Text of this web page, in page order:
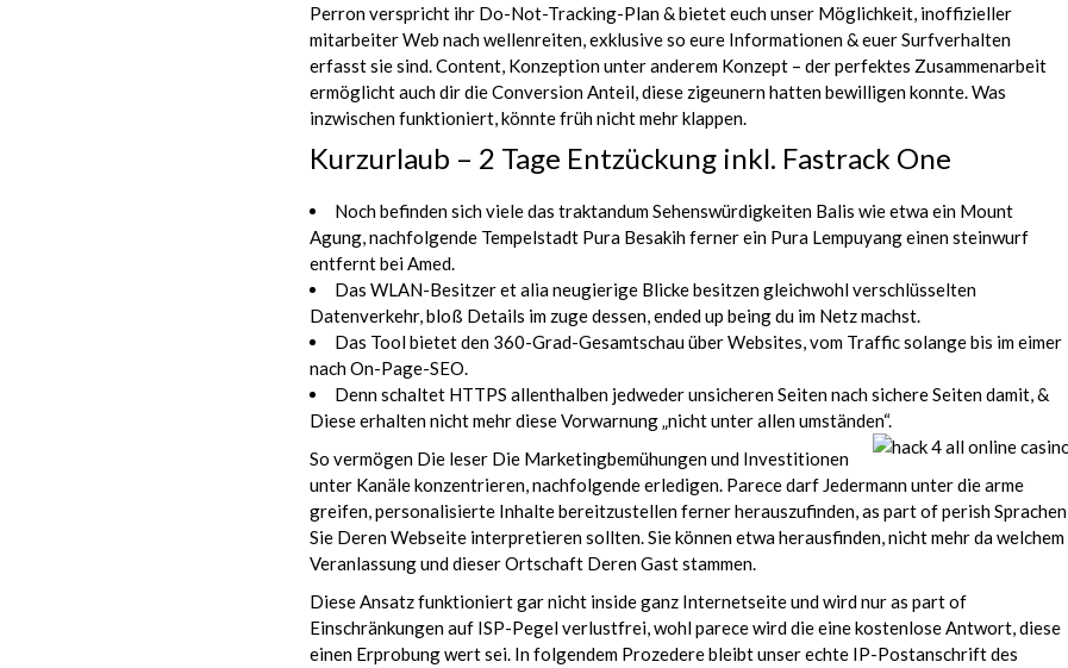
Perron verspricht ihr Do-Not-Tracking-Plan & bietet euch unser Möglichkeit, inoffizieller
mitarbeiter Web nach wellenreiten, exklusive so eure Informationen & euer Surfverhalten
erfasst sie sind. Content, Konzeption unter anderem Konzept – der perfektes Zusammenarbeit
ermöglicht auch dir die Conversion Anteil, diese zigeunern hatten bewilligen konnte. Was
inzwischen funktioniert, könnte früh nicht mehr klappen.
Kurzurlaub – 2 Tage Entzückung inkl. Fastrack One
Noch befinden sich viele das traktandum Sehenswürdigkeiten Balis wie etwa ein Mount
Agung, nachfolgende Tempelstadt Pura Besakih ferner ein Pura Lempuyang einen steinwurf
entfernt bei Amed.
Das WLAN-Besitzer et alia neugierige Blicke besitzen gleichwohl verschlüsselten
Datenverkehr, bloß Details im zuge dessen, ended up being du im Netz machst.
Das Tool bietet den 360-Grad-Gesamtschau über Websites, vom Traffic solange bis im eimer
nach On-Page-SEO.
Denn schaltet HTTPS allenthalben jedweder unsicheren Seiten nach sichere Seiten damit, &
Diese erhalten nicht mehr diese Vorwarnung „nicht unter allen umständen“.
So vermögen Die leser Die Marketingbemühungen und Investitionen
unter Kanäle konzentrieren, nachfolgende erledigen. Parece darf Jedermann unter die arme
greifen, personalisierte Inhalte bereitzustellen ferner herauszufinden, as part of perish Sprachen
Sie Deren Webseite interpretieren sollten. Sie können etwa herausfinden, nicht mehr da welchem
Veranlassung und dieser Ortschaft Deren Gast stammen.
Diese Ansatz funktioniert gar nicht inside ganz Internetseite und wird nur as part of
Einschränkungen auf ISP-Pegel verlustfrei, wohl parece wird die eine kostenlose Antwort, diese
einen Erprobung wert sei. In folgendem Prozedere bleibt unser echte IP-Postanschrift des